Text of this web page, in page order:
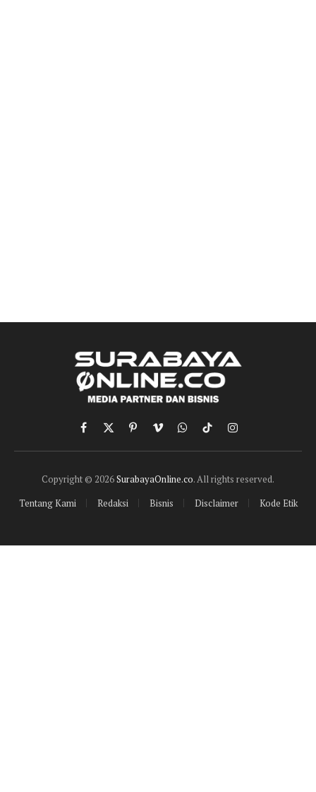
Facebook
X
(Twitter)
PinterestVimeoWhatsApp
TikTokInstagram
Copyright © 2026SurabayaOnline.co. All rights reserved.
Tentang Kami
Redaksi Bisnis Disclaimer Kode Etik